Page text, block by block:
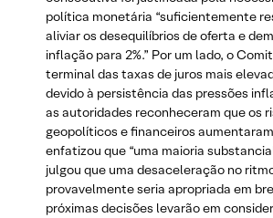
política monetária “suficientemente
aliviar os desequilíbrios de oferta e
inflação para 2%.” Por um lado, o
terminal das taxas de juros mais
devido à persistência das pressões
as autoridades reconheceram que os
geopolíticos e financeiros
enfatizou que “uma maioria
julgou que uma desaceleração no
provavelmente seria apropriada em
próximas decisões levarão em